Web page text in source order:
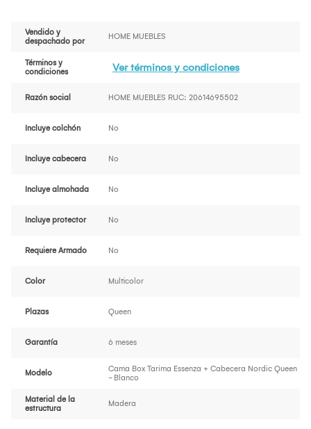
Vendido y
despachado por
HOME MUEBLES
Términos y
condiciones
Ver términos y condiciones
Razón social HOME MUEBLES RUC: 20614695502
Incluye colchón No
Incluye cabecera No
Incluye almohada No
Incluye protector No
Requiere Armado No
Color Multicolor
Plazas Queen
Garantía 6 meses
Modelo
Cama Box Tarima Essenza + Cabecera Nordic Queen
- Blanco
Material de la
estructura
Madera